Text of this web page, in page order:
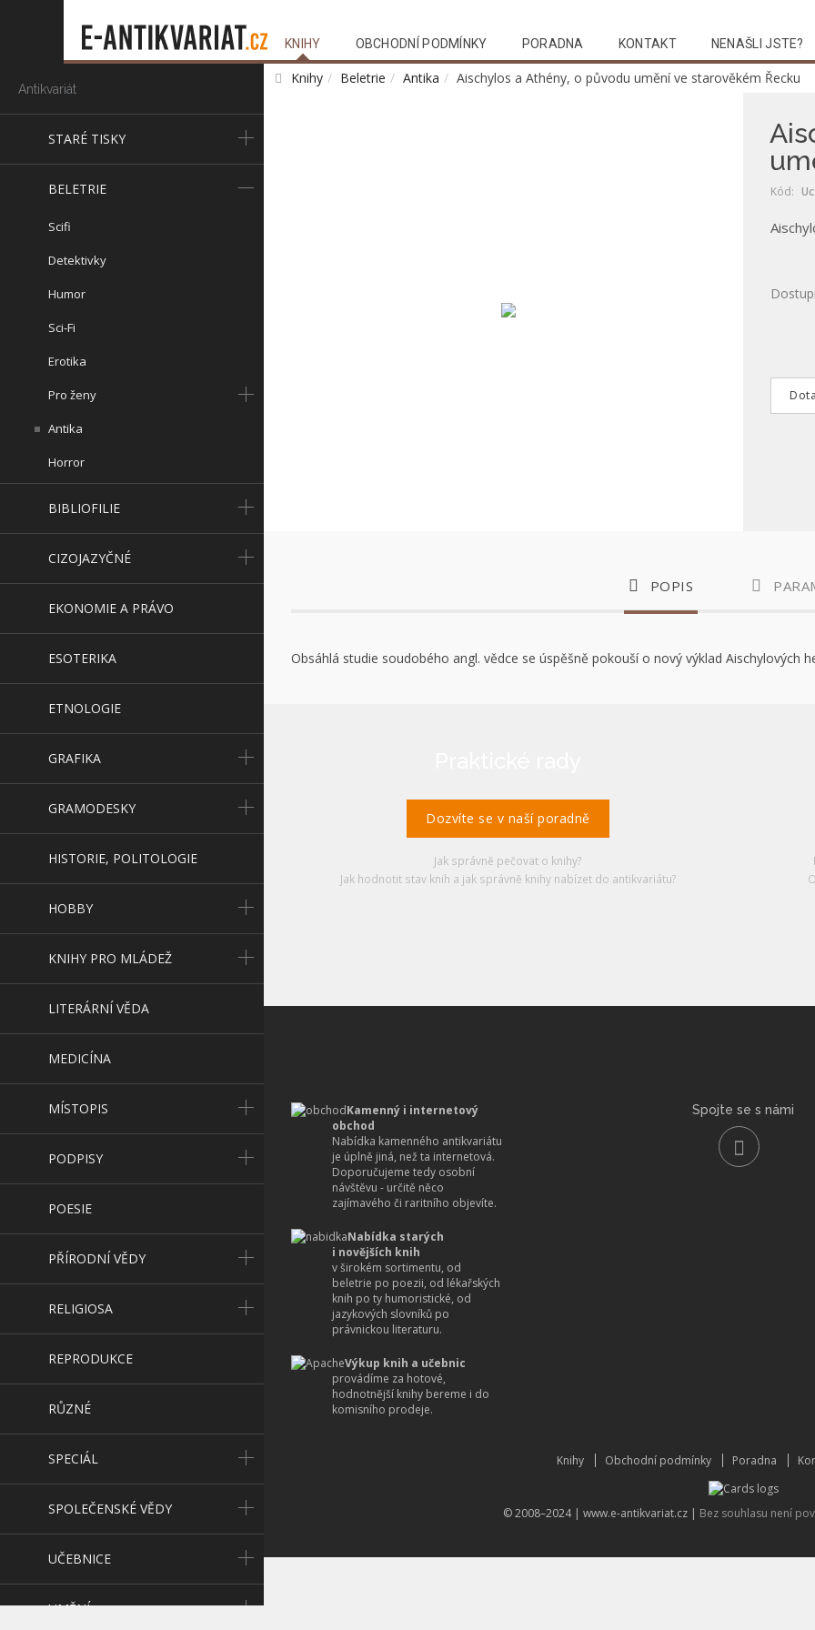
KNIHY OBCHODNÍ PODMÍNKY PORADNA KONTAKT NENAŠLI JSTE?
Antikvariát
STARÉ TISKY
BELETRIE
Scifi
Detektivky
Humor
Sci-Fi
Erotika
Pro ženy
Antika
Horror
BIBLIOFILIE
CIZOJAZYČNÉ
EKONOMIE A PRÁVO
ESOTERIKA
ETNOLOGIE
GRAFIKA
GRAMODESKY
HISTORIE, POLITOLOGIE
HOBBY
KNIHY PRO MLÁDEŽ
LITERÁRNÍ VĚDA
MEDICÍNA
MÍSTOPIS
PODPISY
POESIE
PŘÍRODNÍ VĚDY
RELIGIOSA
REPRODUKCE
RŮZNÉ
SPECIÁL
SPOLEČENSKÉ VĚDY
UČEBNICE
UMĚNÍ
Knihy Beletrie Antika Aischylos a Athény, o původu umění ve starověkém Řecku
Kód:
POPIS
Obsáhlá studie soudobého angl. vědce se úspěšně pokouší o nový výklad Aischylových
Dozvíte se v naší poradně
Jak správně pečovat o knihy?
Jak hodnotit stav knih a jak správně knihy nabízet do antikvariátu?
Kamenný i internetový
obchod
Nabídka kamenného antikvariátu
je úplně jiná, než ta internetová.
Doporučujeme tedy osobní
návštěvu - určitě něco
zajímavého či raritního objevíte.
Nabídka starých
i novějších knih
v širokém sortimentu, od
beletrie po poezii, od lékařských
knih po ty humoristické, od
jazykových slovníků po
právnickou literaturu.
Výkup knih a učebnic
provádíme za hotové,
hodnotnější knihy bereme i do
komisního prodeje.
Spojte se s námi
Knihy Obchodní podmínky Poradna
© 2008–2024 | www.e-antikvariat.cz | Bez souhlasu není